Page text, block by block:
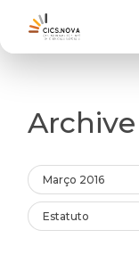
Archive
Março 2016
Estatuto